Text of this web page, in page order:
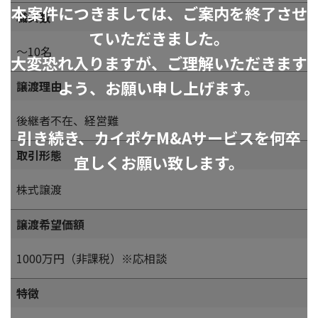
本案件につきましては、ご案内を終了させ
ていただきました。
大変恐れ入りますが、ご理解いただきます
よう、お願い申し上げます。
引き続き、カイポケM&Aサービスを何卒
宜しくお願い致します。
職員数
～10名
譲渡理由
後継者不在、経営難
取引形態
株式譲渡
譲渡希望価額
1000万円（非課税）※応相談
特徴